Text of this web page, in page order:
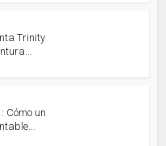
Trinity
Cómo un